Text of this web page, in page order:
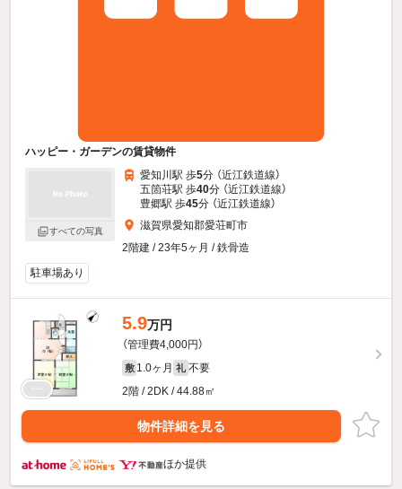
ハッピー・ガーデンの賃貸物件
すべての写真
愛知川駅 歩5分 （近江鉄道線）
五箇荘駅 歩40分 （近江鉄道線）
豊郷駅 歩45分 （近江鉄道線）
滋賀県愛知郡愛荘町市
2階建 / 23年5ヶ月 / 鉄骨造
駐車場あり
5.9万円
（管理費4,000円）
敷 1.0ヶ月 礼 不要
2階 / 2DK / 44.88㎡
物件詳細を見る
ほか提供